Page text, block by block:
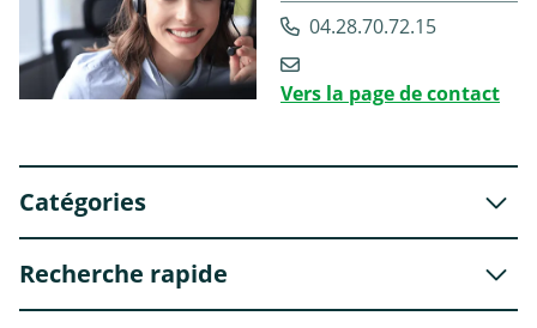
04.28.70.72.15
Vers la page de contact
Catégories
Recherche rapide